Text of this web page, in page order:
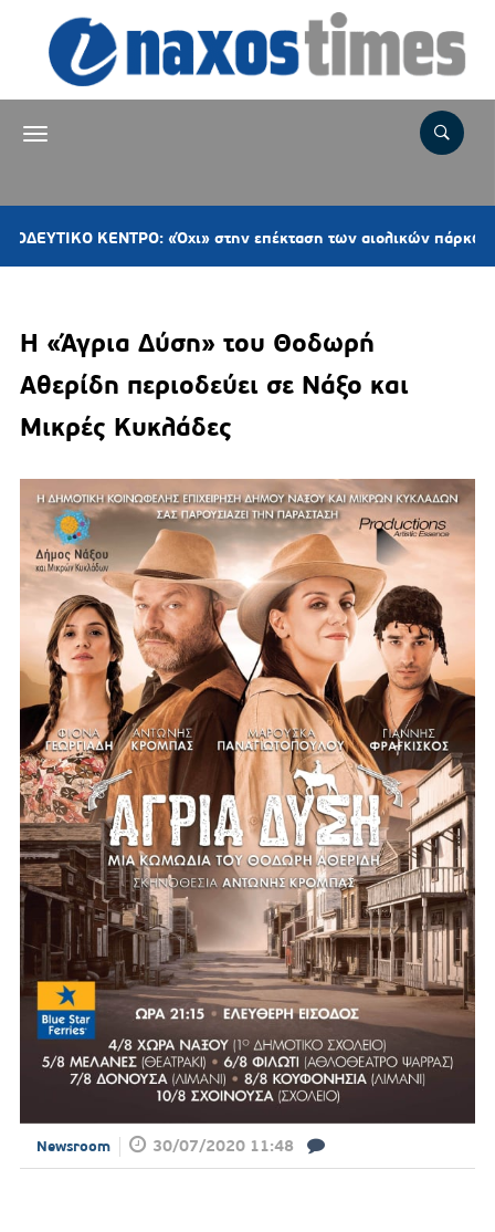
«Όχι» στην επέκταση των αιολικών πάρκων στη
Η «Άγρια Δύση» του Θοδωρή
Αθερίδη περιοδεύει σε Νάξο και
Μικρές Κυκλάδες
Newsroom 30/07/2020 11:48